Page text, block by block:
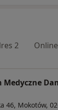
2
Medyczne
46, Mokotów,